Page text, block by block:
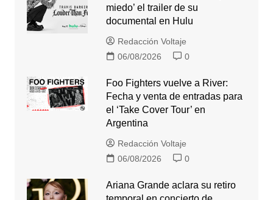
miedo’ el trailer de su
documental en Hulu
Redacción Voltaje
06/08/2026
0
Foo Fighters vuelve a River:
Fecha y venta de entradas para
el ‘Take Cover Tour’ en
Argentina
Redacción Voltaje
06/08/2026
0
Ariana Grande aclara su retiro